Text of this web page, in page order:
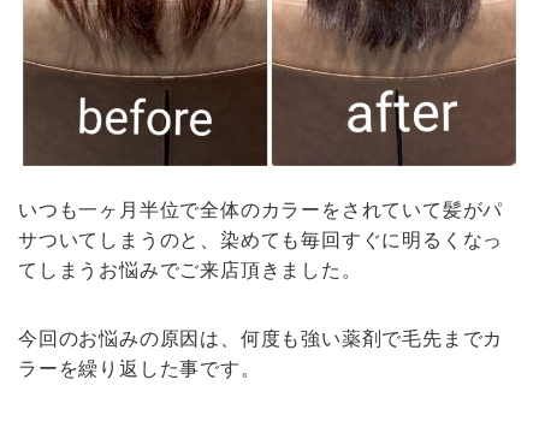
いつも一ヶ月半位で全体のカラーをされていて髪がパ
サついてしまうのと、染めても毎回すぐに明るくなっ
てしまうお悩みでご来店頂きました。
今回のお悩みの原因は、何度も強い薬剤で毛先までカ
ラーを繰り返した事です。